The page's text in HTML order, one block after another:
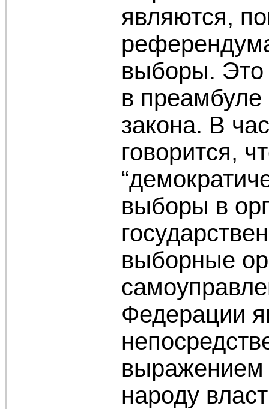
являются,
выборы. Это
в
закона. В
говорится,
выборы в
выборные
Федерации
народу